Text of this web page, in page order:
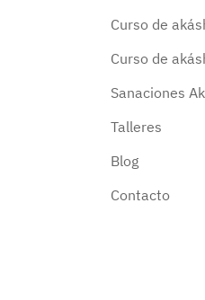
Curso de
Curso de
Sanaciones
Talleres
Blog
Contacto